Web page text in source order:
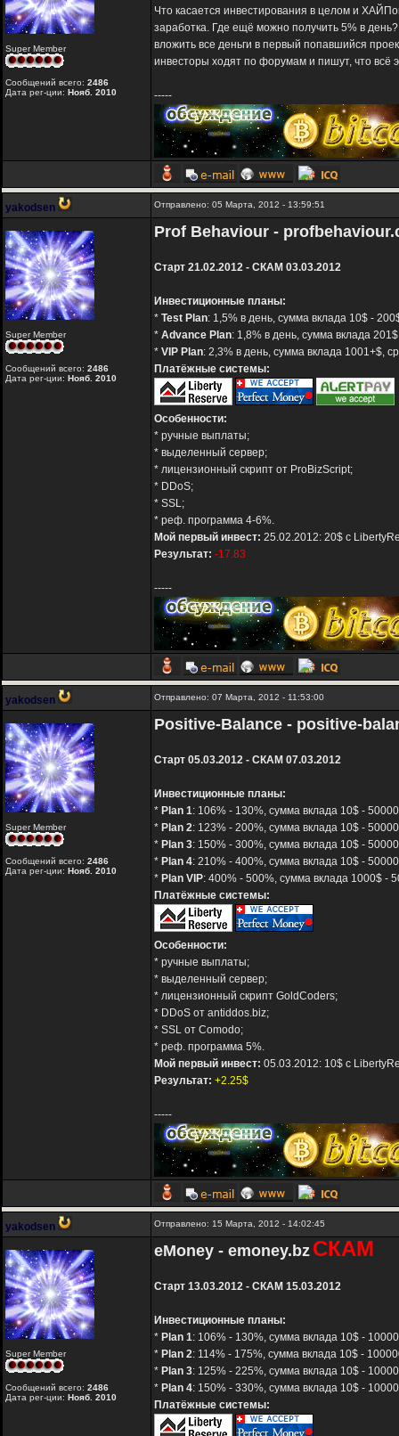
Super Member
Сообщений всего: 2486
Дата рег-ции: Нояб. 2010
Что касается инвестирования в целом и
заработка. Где ещё можно получить 5% в
вложить все деньги в первый попавшийся
инвесторы ходят по форумам и пишут, что всё
-----
yakodsen Отправлено: 05 Марта, 2012 - 13:59:51
Super Member
Сообщений всего: 2486
Дата рег-ции: Нояб. 2010
Prof Behaviour -
Старт 21.02.2012 - СКАМ 03.03.2012
Инвестиционные планы:
* Test Plan: 1,5% в день, сумма вклада 10$ -
* Advance Plan: 1,8% в день, сумма вклада
* VIP Plan: 2,3% в день, сумма вклада 1001+$,
Платёжные системы:
Особенности:
* ручные выплаты;
* выделенный сервер;
* лицензионный скрипт от ProBizScript;
* DDoS;
* SSL;
* реф. программа 4-6%.
Мой первый инвест: 25.02.2012: 20$ с
Результат: -17.83
-----
yakodsen Отправлено: 07 Марта, 2012 - 11:53:00
Super Member
Сообщений всего: 2486
Дата рег-ции: Нояб. 2010
Positive-Balance - positive-
Старт 05.03.2012 - СКАМ 07.03.2012
Инвестиционные планы:
* Plan 1: 106% - 130%, сумма вклада 10$ -
* Plan 2: 123% - 200%, сумма вклада 10$ -
* Plan 3: 150% - 300%, сумма вклада 10$ -
* Plan 4: 210% - 400%, сумма вклада 10$ -
* Plan VIP: 400% - 500%, сумма вклада 1000$ -
Платёжные системы:
Особенности:
* ручные выплаты;
* выделенный сервер;
* лицензионный скрипт GoldCoders;
* DDoS от antiddos.biz;
* SSL от Comodo;
* реф. программа 5%.
Мой первый инвест: 05.03.2012: 10$ с
Результат: +2.25$
-----
yakodsen Отправлено: 15 Марта, 2012 - 14:02:45
Super Member
Сообщений всего: 2486
Дата рег-ции: Нояб. 2010
eMoney - emoney.bz СКАМ
Старт 13.03.2012 - СКАМ 15.03.2012
Инвестиционные планы:
* Plan 1: 106% - 130%, сумма вклада 10$ -
* Plan 2: 114% - 175%, сумма вклада 10$ -
* Plan 3: 125% - 225%, сумма вклада 10$ -
* Plan 4: 150% - 330%, сумма вклада 10$ -
Платёжные системы: